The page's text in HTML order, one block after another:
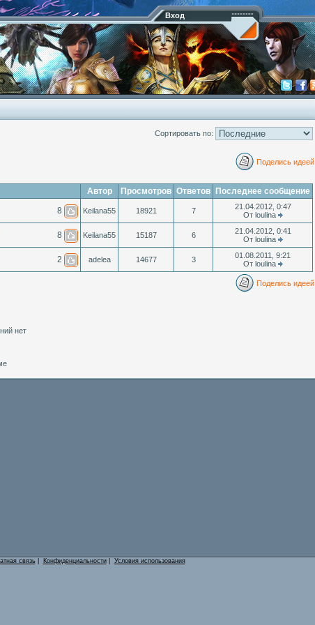
Вход
Сортировать по:
Поделись идеей
Автор Просмотров Ответов
Последнее сообщение
8 Keilana55 18921 7
21.04.2012, 0:47
От loulina
8 Keilana55 15187 6
21.04.2012, 0:41
От loulina
2 adelea 14677 3
01.08.2011, 9:21
От loulina
Поделись идеей
нет
связь| Конфиденциальности| Условия использования